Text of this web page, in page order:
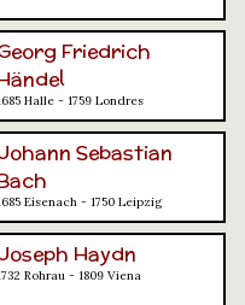
Friedrich
Halle - 1759 Londres
Sebastian
Eisenach - 1750 Leipzig
Haydn
Rohrau - 1809 Viena